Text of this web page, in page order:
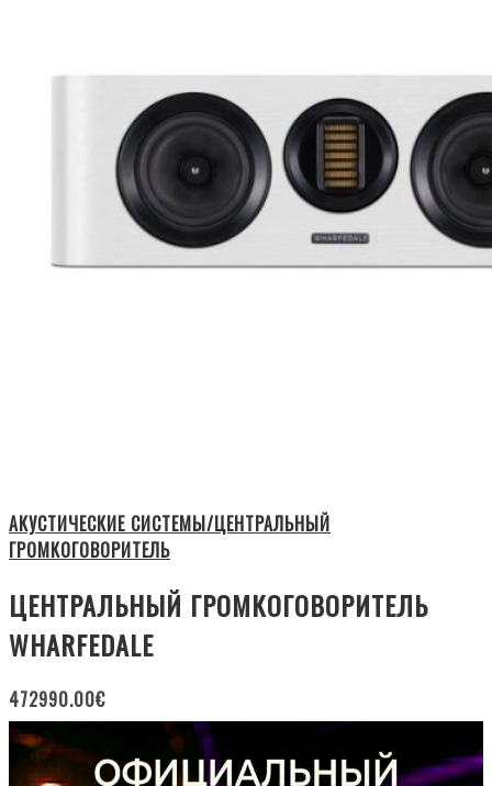
АКУСТИЧЕСКИЕ СИСТЕМЫ/ЦЕНТРАЛЬНЫЙ
ГРОМКОГОВОРИТЕЛЬ
ЦЕНТРАЛЬНЫЙ ГРОМКОГОВОРИТЕЛЬ
WHARFEDALE
472990.00€